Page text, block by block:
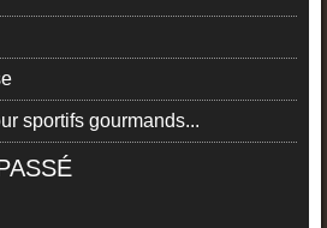
sportifs gourmands...